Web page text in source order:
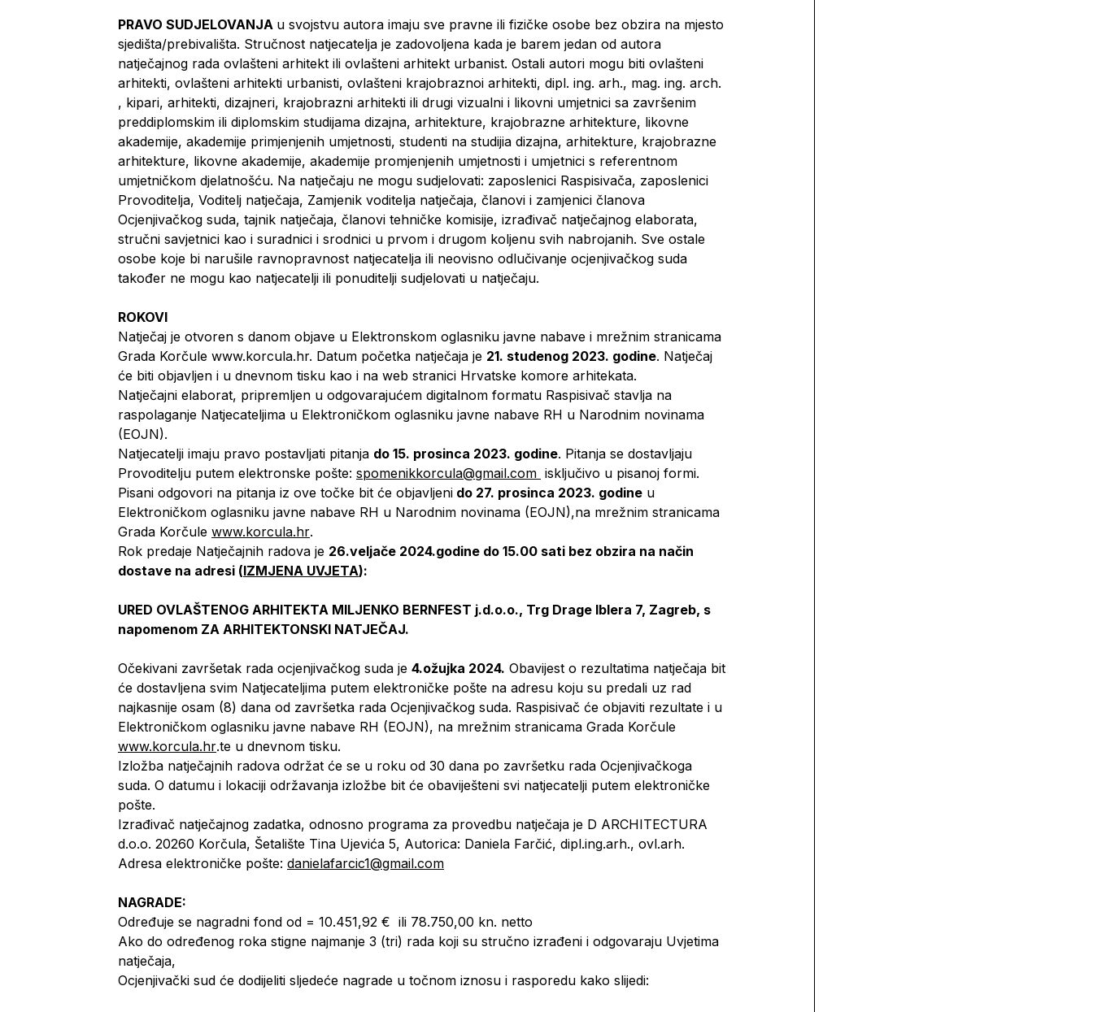
PRAVO SUDJELOVANJA u svojstvu autora imaju sve pravne ili fizičke osobe bez obzira na mjesto
sjedišta/prebivališta. Stručnost natjecatelja je zadovoljena kada je barem jedan od autora
natječajnog rada ovlašteni arhitekt ili ovlašteni arhitekt urbanist. Ostali autori mogu biti ovlašteni
arhitekti, ovlašteni arhitekti urbanisti, ovlašteni krajobraznoi arhitekti, dipl. ing. arh., mag. ing. arch.
, kipari, arhitekti, dizajneri, krajobrazni arhitekti ili drugi vizualni i likovni umjetnici sa završenim
preddiplomskim ili diplomskim studijama dizajna, arhitekture, krajobrazne arhitekture, likovne
akademije, akademije primjenjenih umjetnosti, studenti na studijia dizajna, arhitekture, krajobrazne
arhitekture, likovne akademije, akademije promjenjenih umjetnosti i umjetnici s referentnom
umjetničkom djelatnošću. Na natječaju ne mogu sudjelovati: zaposlenici Raspisivača, zaposlenici
Provoditelja, Voditelj natječaja, Zamjenik voditelja natječaja, članovi i zamjenici članova
Ocjenjivačkog suda, tajnik natječaja, članovi tehničke komisije, izrađivač natječajnog elaborata,
stručni savjetnici kao i suradnici i srodnici u prvom i drugom koljenu svih nabrojanih. Sve ostale
osobe koje bi narušile ravnopravnost natjecatelja ili neovisno odlučivanje ocjenjivačkog suda
također ne mogu kao natjecatelji ili ponuditelji sudjelovati u natječaju.
ROKOVI
Natječaj je otvoren s danom objave u Elektronskom oglasniku javne nabave i mrežnim stranicama
Grada Korčule www.korcula.hr. Datum početka natječaja je 21. studenog 2023. godine. Natječaj
će biti objavljen i u dnevnom tisku kao i na web stranici Hrvatske komore arhitekata.
Natječajni elaborat, pripremljen u odgovarajućem digitalnom formatu Raspisivač stavlja na
raspolaganje Natjecateljima u Elektroničkom oglasniku javne nabave RH u Narodnim novinama
(EOJN).
Natjecatelji imaju pravo postavljati pitanja do 15. prosinca 2023. godine. Pitanja se dostavljaju
Provoditelju putem elektronske pošte: spomenikkorcula@gmail.com isključivo u pisanoj formi.
Pisani odgovori na pitanja iz ove točke bit će objavljeni do 27. prosinca 2023. godine u
Elektroničkom oglasniku javne nabave RH u Narodnim novinama (EOJN),na mrežnim stranicama
Grada Korčule www.korcula.hr.
Rok predaje Natječajnih radova je 26.veljače 2024.godine do 15.00 sati bez obzira na način
dostave na adresi (IZMJENA UVJETA):
URED OVLAŠTENOG ARHITEKTA MILJENKO BERNFEST j.d.o.o., Trg Drage Iblera 7, Zagreb, s
napomenom ZA ARHITEKTONSKI NATJEČAJ.
Očekivani završetak rada ocjenjivačkog suda je 4.ožujka 2024. Obavijest o rezultatima natječaja bit
će dostavljena svim Natjecateljima putem elektroničke pošte na adresu koju su predali uz rad
najkasnije osam (8) dana od završetka rada Ocjenjivačkog suda. Raspisivač će objaviti rezultate i u
Elektroničkom oglasniku javne nabave RH (EOJN), na mrežnim stranicama Grada Korčule
www.korcula.hr.te u dnevnom tisku.
Izložba natječajnih radova održat će se u roku od 30 dana po završetku rada Ocjenjivačkoga
suda. O datumu i lokaciji održavanja izložbe bit će obaviješteni svi natjecatelji putem elektroničke
pošte.
Izrađivač natječajnog zadatka, odnosno programa za provedbu natječaja je D ARCHITECTURA
d.o.o. 20260 Korčula, Šetalište Tina Ujevića 5, Autorica: Daniela Farčić, dipl.ing.arh., ovl.arh.
Adresa elektroničke pošte: danielafarcic1@gmail.com
NAGRADE:
Određuje se nagradni fond od = 10.451,92 € ili 78.750,00 kn. netto
Ako do određenog roka stigne najmanje 3 (tri) rada koji su stručno izrađeni i odgovaraju Uvjetima
natječaja,
Ocjenjivački sud će dodijeliti sljedeće nagrade u točnom iznosu i rasporedu kako slijedi: